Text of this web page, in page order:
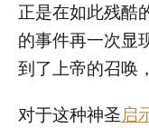
正是在如此残酷
的事件再一次显
到了上帝的召唤
对于这种神圣启